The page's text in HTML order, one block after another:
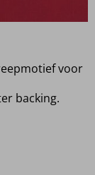
voor
backing.